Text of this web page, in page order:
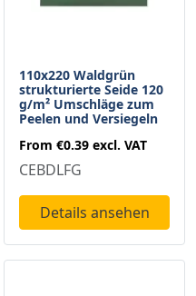
110x220 Waldgrün
strukturierte Seide 120
g/m² Umschläge zum
Peelen und Versiegeln
From €0.39 excl. VAT
CEBDLFG
Details ansehen